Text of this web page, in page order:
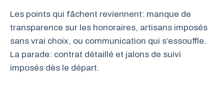
Les points qui fâchent reviennent: manque de
transparence sur les honoraires, artisans imposés
sans vrai choix, ou communication qui s’essouffle.
La parade: contrat détaillé et jalons de suivi
imposés dès le départ.